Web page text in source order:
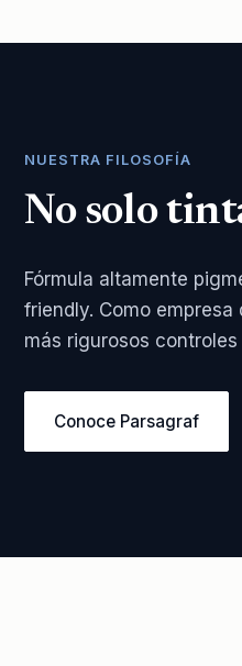
NUESTRA FILOSOFÍA
No solo
Fórmula altamente
friendly. Como
más rigurosos controles
Conoce Parsagraf